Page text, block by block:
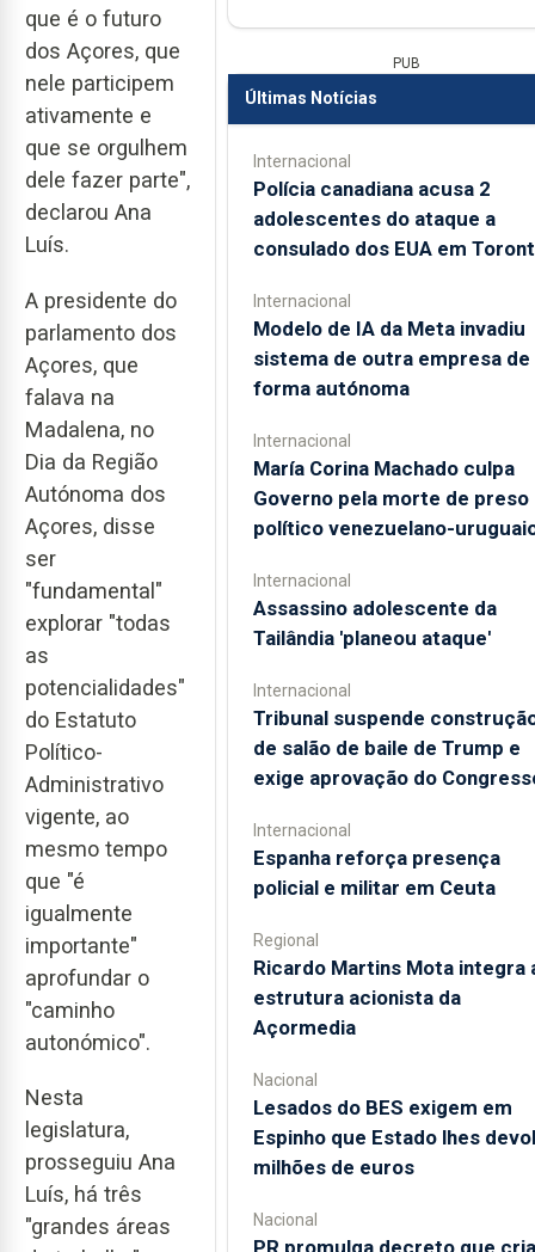
que é o futuro
dos Açores, que
nele participem
ativamente e
que se orgulhem
dele fazer parte",
declarou Ana
Luís.
A presidente do
parlamento dos
Açores, que
falava na
Madalena, no
Dia da Região
Autónoma dos
Açores, disse
ser
"fundamental"
explorar "todas
as
potencialidades"
do Estatuto
Político-
Administrativo
vigente, ao
mesmo tempo
que "é
igualmente
importante"
aprofundar o
"caminho
autonómico".
Nesta
legislatura,
prosseguiu Ana
Luís, há três
"grandes áreas
PUB
Últimas Notícias
Internacional
Polícia canadiana acusa 2
adolescentes do ataque a
consulado dos EUA em
Internacional
Modelo de IA da Meta invadiu
sistema de outra empresa de
forma autónoma
Internacional
María Corina Machado culpa
Governo pela morte de preso
político venezuelano-
Internacional
Assassino adolescente da
Tailândia 'planeou ataque'
Internacional
Tribunal suspende
de salão de baile de Trump e
exige aprovação do
Internacional
Espanha reforça presença
policial e militar em Ceuta
Regional
Ricardo Martins Mota integra
estrutura acionista da
Açormedia
Nacional
Lesados do BES exigem em
Espinho que Estado lhes
milhões de euros
Nacional
PR promulga decreto que cria